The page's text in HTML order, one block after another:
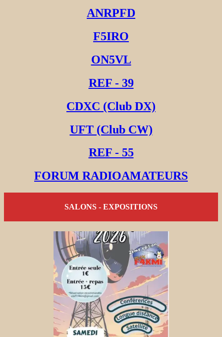
ANRPFD
F5IRO
ON5VL
REF - 39
CDXC (Club DX)
UFT (Club CW)
REF - 55
FORUM RADIOAMATEURS
SALONS - EXPOSITIONS